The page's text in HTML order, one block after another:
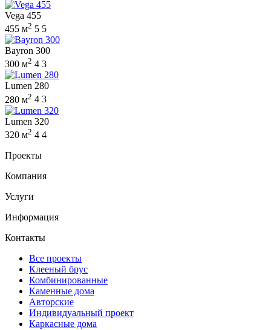
Vega 455
455 м2 5 5
Bayron 300
300 м2 4 3
Lumen 280
280 м2 4 3
Lumen 320
320 м2 4 4
Проекты
Компания
Услуги
Информация
Контакты
Все проекты
Клееный брус
Комбинированные
Каменные дома
Авторские
Индивидуальный проект
Каркасные дома